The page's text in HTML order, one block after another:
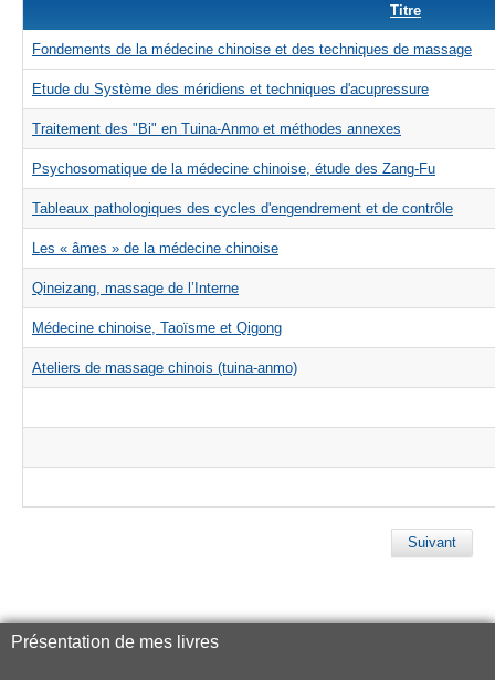
Titre
Fondements de la médecine chinoise et des techniques de massage
Etude du Système des méridiens et techniques d'acupressure
Traitement des "Bi" en Tuina-Anmo et méthodes annexes
Psychosomatique de la médecine chinoise, étude des Zang-Fu
Tableaux pathologiques des cycles d'engendrement et de contrôle
Les « âmes » de la médecine chinoise
Qineizang, massage de l’Interne
Médecine chinoise, Taoïsme et Qigong
Ateliers de massage chinois (tuina-anmo)
Suivant
Présentation de mes livres